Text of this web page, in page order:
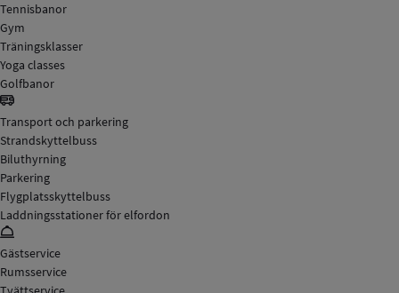
Tennisbanor
Gym
Träningsklasser
Yoga classes
Golfbanor
Transport och parkering
Strandskyttelbuss
Biluthyrning
Parkering
Flygplatsskyttelbuss
Laddningsstationer för elfordon
Gästservice
Rumsservice